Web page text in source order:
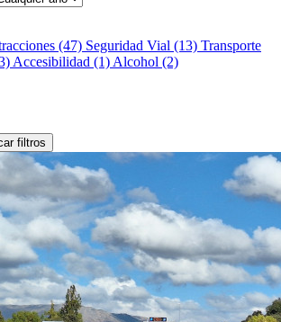
(47) Seguridad Vial (13) Transporte
Accesibilidad (1) Alcohol (2)
filtros